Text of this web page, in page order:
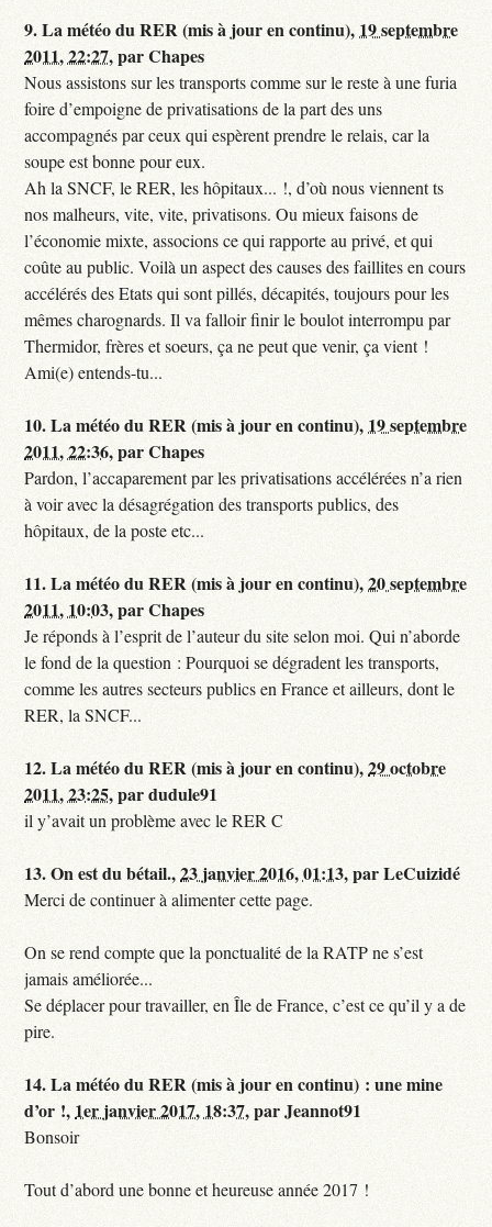
9.La météo du RER (mis à jour en continu), 19 septembre
2011, 22:27,parChapes
Nous assistons sur les transports comme sur le reste à une furia
foire d’empoigne de privatisations de la part des uns
accompagnés par ceux qui espèrent prendre le relais, car la
soupe est bonne pour eux.
Ah la SNCF, le RER, les hôpitaux... !, d’où nous viennent ts
nos malheurs, vite, vite, privatisons. Ou mieux faisons de
l’économie mixte, associons ce qui rapporte au privé, et qui
coûte au public. Voilà un aspect des causes des faillites en cours
accélérés des Etats qui sont pillés, décapités, toujours pour les
mêmes charognards. Il va falloir finir le boulot interrompu par
Thermidor, frères et soeurs, ça ne peut que venir, ça vient !
Ami(e) entends-tu...
10.La météo du RER (mis à jour en continu), 19 septembre
2011, 22:36,parChapes
Pardon, l’accaparement par les privatisations accélérées n’a rien
à voir avec la désagrégation des transports publics, des
hôpitaux, de la poste etc...
11.La météo du RER (mis à jour en continu),20 septembre
2011, 10:03,parChapes
Je réponds à l’esprit de l’auteur du site selon moi. Qui n’aborde
le fond de la question : Pourquoi se dégradent les transports,
comme les autres secteurs publics en France et ailleurs, dont le
RER, la SNCF...
12.La météo du RER (mis à jour en continu),29 octobre
2011, 23:25,pardudule91
il y’avait un problème avec le RER C
13.On est du bétail.,23 janvier 2016, 01:13,parLeCuizidé
Merci de continuer à alimenter cette page.
On se rend compte que la ponctualité de la RATP ne s’est
jamais améliorée...
Se déplacer pour travailler, en Île de France, c’est ce qu’il y a de
pire.
14.La météo du RER (mis à jour en continu) : une mine
d’or !, 1er janvier 2017, 18:37,parJeannot91
Bonsoir
Tout d’abord une bonne et heureuse année 2017 !